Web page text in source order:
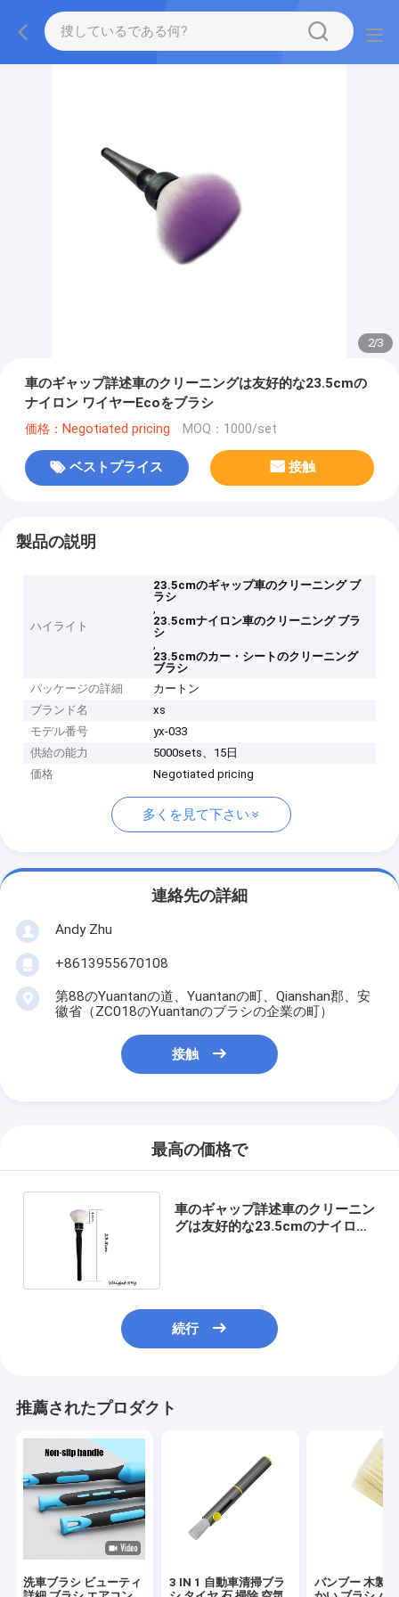
2/3
車のギャップ詳述車のクリーニングは友好的な23.5cmの
ナイロン ワイヤーEcoをブラシ
価格：Negotiated pricing MOQ：1000/set
ベストプライス 接触
製品の説明
ハイライト
23.5cmのギャップ車のクリーニング ブ
ラシ
,
23.5cmナイロン車のクリーニング ブラ
シ
,
23.5cmのカー・シートのクリーニング
ブラシ
パッケージの詳細
カートン
ブランド名
xs
モデル番号
yx-033
供給の能力
5000sets、15日
価格
Negotiated pricing
多くを見て下さい
連絡先の詳細
Andy Zhu
+8613955670108
第88のYuantanの道、Yuantanの町、Qianshan郡、安
徽省（ZC018のYuantanのブラシの企業の町）
接触
最高の価格で
車のギャップ詳述車のクリーニン
グは友好的な23.5cmのナイロン
続行
推薦されたプロダクト
洗車ブラシ ビューティ
3 IN 1 自動車清掃ブラ
バンブー 木製